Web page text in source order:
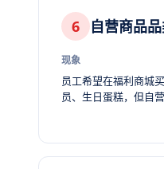
6 自营商品
现象
员工希望在福利商城
员、生日蛋糕，但自